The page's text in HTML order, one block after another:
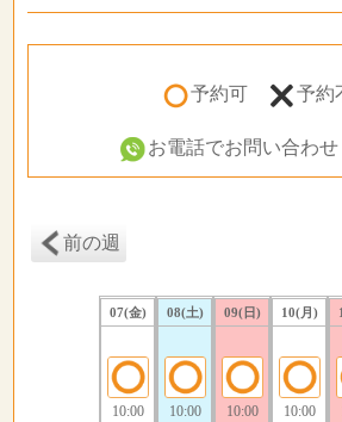
予約可 予
お電話でお問い合わ
前の週
07(金)
10:00
08(土)
10:00
09(日)
10:00
10(月)
10:00